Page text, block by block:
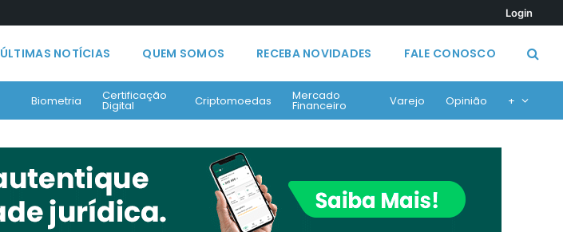
Login
ÚLTIMAS NOTÍCIAS QUEM SOMOS RECEBA NOVIDADES FALE CONOSCO
Biometria Certificação
Digital Criptomoedas Mercado
Financeiro Varejo Opinião +